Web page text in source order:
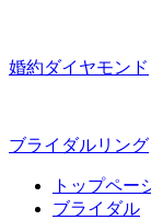
婚約ダイヤモンド
ブライダルリング
トップペー
ブライダル